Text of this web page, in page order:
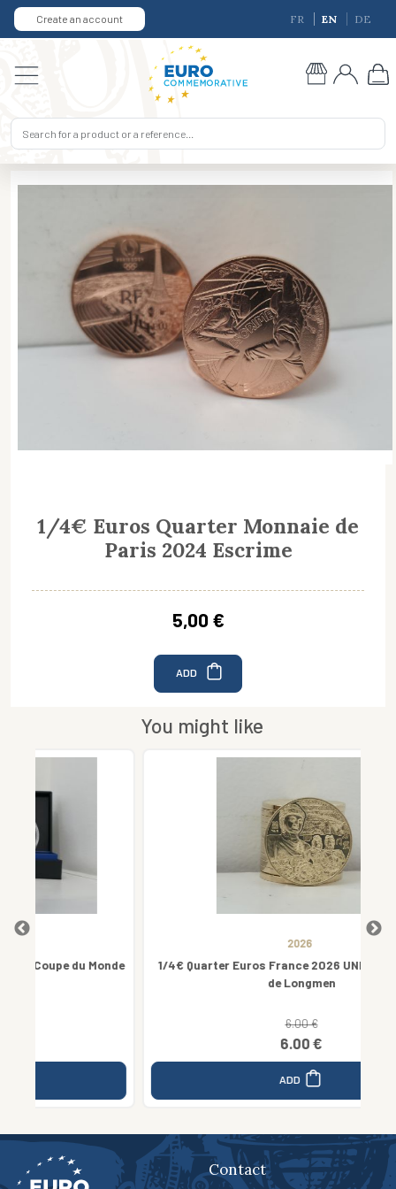
Create an account FR EN DE
1/4€ Euros Quarter Monnaie de
Paris 2024 Escrime
5,00 €
ADD
You might like
1/4€ Quarter Euros France 2026 UNESCO - Grottes
Contact